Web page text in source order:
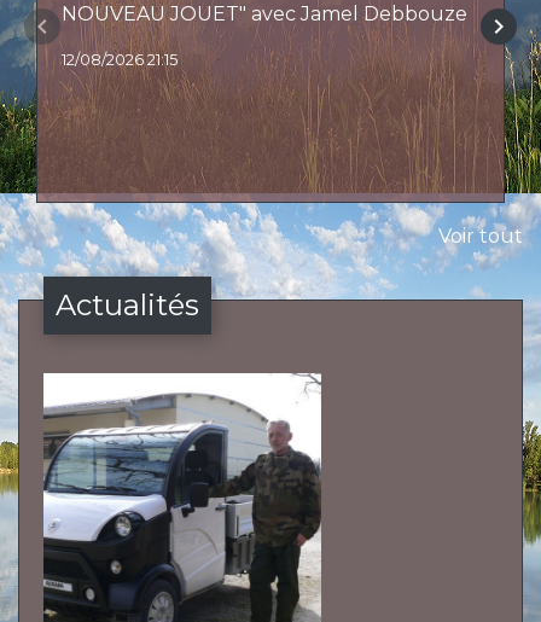
NOUVEAU JOUET" avec Jamel Debbouze
12/08/2026 21:15
keyboard_arrow_left keyboard_arrow_right
Voir tout
Actualités